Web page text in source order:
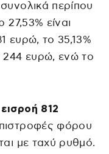
περίπου
είναι
ευρώ, το 35,13%
244 ευρώ, ενώ το
812
φόρου
με ταχύ ρυθμό.